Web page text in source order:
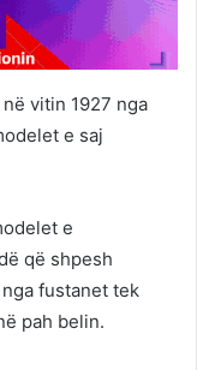
vitin 1927 nga
e saj
e
që shpesh
fustanet tek
pah belin.